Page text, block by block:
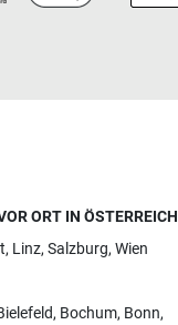
ORT IN ÖSTERREICH
, Linz, Salzburg, Wien
, Bochum, Bonn,